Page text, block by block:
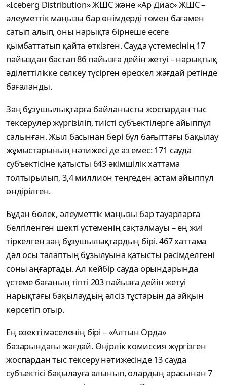
«Iceberg Distribution» ЖШС және «Ар Диас» ЖШС –
әлеуметтік маңызы бар өнімдерді төмен бағамен
сатып алып, оны нарықта бірнеше есеге
қымбаттатып қайта өткізген. Сауда үстемесінің 17
пайыздан бастап 86 пайызға дейін жетуі – нарықтық
әділеттілікке селкеу түсірген өрескел жағдай ретінде
бағаланды.
Заң бұзушылықтарға байланысты жоспардан тыс
тексерулер жүргізіліп, тиісті субъектілерге айыппұл
салынған. Жыл басынан бері бұл бағыттағы бақылау
жұмыстарының нәтижесі де аз емес: 171 сауда
субъектісіне қатысты 643 әкімшілік хаттама
толтырылып, 3,4 миллион теңгеден астам айыппұл
өндірілген.
Бұдан бөлек, әлеуметтік маңызы бар тауарларға
белгіленген шекті үстеменің сақталмауы – ең жиі
тіркелген заң бұзушылықтардың бірі. 467 хаттама
дәл осы талаптың бұзылуына қатысты рәсімделгені
соны аңғартады. Ал кейбір сауда орындарында
үстеме бағаның тіпті 203 пайызға дейін жетуі
нарықтағы бақылаудың әлсіз тұстарын да айқын
көрсетіп отыр.
Ең өзекті мәселенің бірі – «Алтын Орда»
базарындағы жағдай. Өңірлік комиссия жүргізген
жоспардан тыс тексеру нәтижесінде 13 сауда
субъектісі бақылауға алынып, олардың арасынан 7